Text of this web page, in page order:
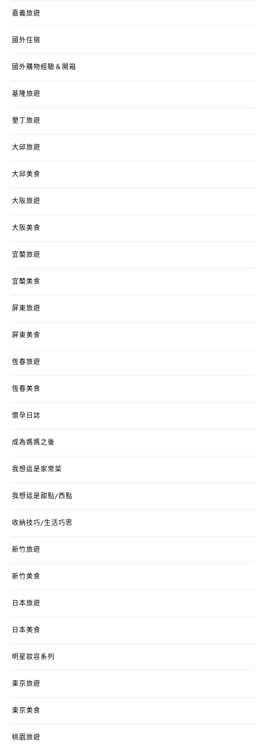
嘉義旅遊
國外住宿
國外購物經驗＆開箱
基隆旅遊
墾丁旅遊
大邱旅遊
大邱美食
大阪旅遊
大阪美食
宜蘭旅遊
宜蘭美食
屏東旅遊
屏東美食
恆春旅遊
恆春美食
懷孕日誌
成為媽媽之後
我想這是家常菜
我想這是甜點/西點
收納技巧/生活巧思
新竹旅遊
新竹美食
日本旅遊
日本美食
明星妝容系列
東京旅遊
東京美食
桃園旅遊